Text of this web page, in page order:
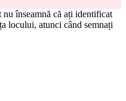
înseamnă că ați identificat
locului, atunci când semnați